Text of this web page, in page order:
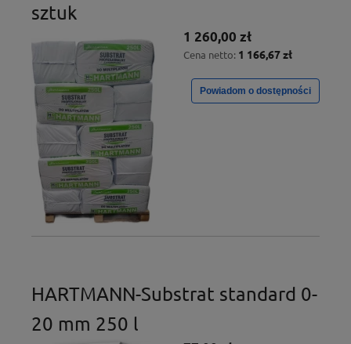
sztuk
1 260,00 zł
Cena netto: 1 166,67 zł
Powiadom o dostępności
HARTMANN-Substrat standard 0-
20 mm 250 l